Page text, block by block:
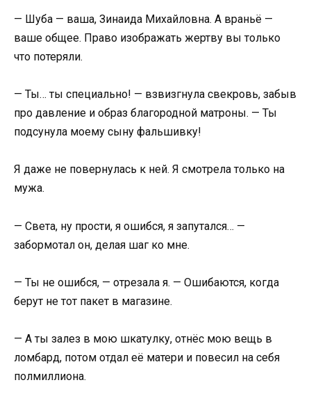
— Шуба — ваша, Зинаида Михайловна. А враньё —
ваше общее. Право изображать жертву вы только
что потеряли.
— Ты… ты специально! — взвизгнула свекровь, забыв
про давление и образ благородной матроны. — Ты
подсунула моему сыну фальшивку!
Я даже не повернулась к ней. Я смотрела только на
мужа.
— Света, ну прости, я ошибся, я запутался… —
забормотал он, делая шаг ко мне.
— Ты не ошибся, — отрезала я. — Ошибаются, когда
берут не тот пакет в магазине.
— А ты залез в мою шкатулку, отнёс мою вещь в
ломбард, потом отдал её матери и повесил на себя
полмиллиона.